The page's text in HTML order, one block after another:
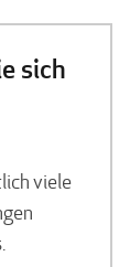
sich
viele